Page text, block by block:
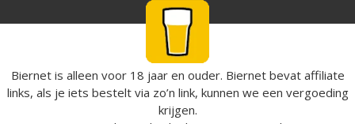
Biernet is alleen voor 18 jaar en ouder. Biernet bevat affiliate
links, als je iets bestelt via zo’n link, kunnen we een vergoeding
krijgen.